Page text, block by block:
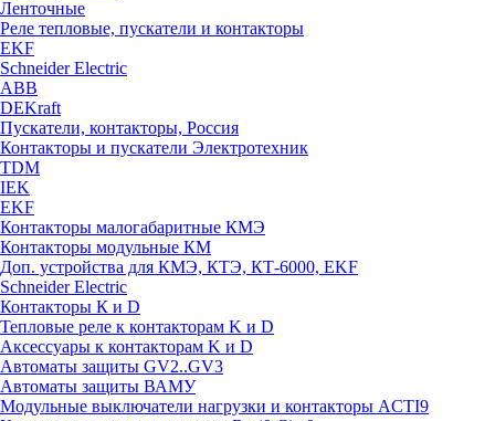
Ленточные
Реле тепловые, пускатели и контакторы
EKF
Schneider Electric
ABB
DEKraft
Пускатели, контакторы, Россия
Контакторы и пускатели Электротехник
TDM
IEK
EKF
Контакторы малогабаритные КМЭ
Контакторы модульные КМ
Доп. устройства для КМЭ, КТЭ, КТ-6000, EKF
Schneider Electric
Контакторы К и D
Тепловые реле к контакторам K и D
Аксессуары к контакторам K и D
Автоматы защиты GV2..GV3
Автоматы защиты ВАМУ
Модульные выключатели нагрузки и контакторы ACTI9